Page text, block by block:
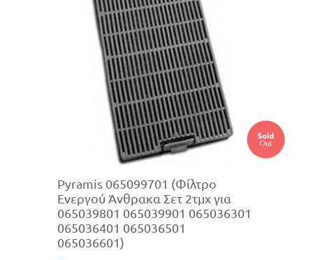
Pyramis 065099701 (Φίλτρο
Ενεργού Άνθρακα Σετ 2τμχ για
065039801 065039901 065036301
065036401 065036501
065036601)